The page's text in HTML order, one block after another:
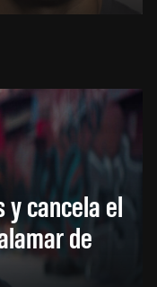
cancela el
de